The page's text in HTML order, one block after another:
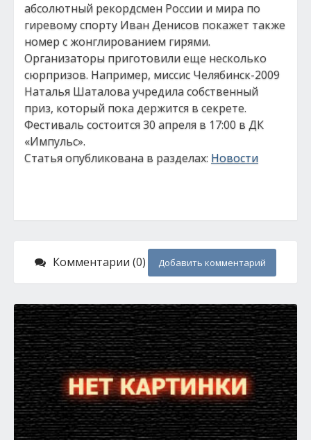
абсолютный рекордсмен России и мира по
гиревому спорту Иван Денисов покажет также
номер с жонглированием гирями.
Организаторы приготовили еще несколько
сюрпризов. Например, миссис Челябинск-2009
Наталья Шаталова учредила собственный
приз, который пока держится в секрете.
Фестиваль состоится 30 апреля в 17:00 в ДК
«Импульс».
Статья опубликована в разделах: Новости
Комментарии (0) Добавить комментарий